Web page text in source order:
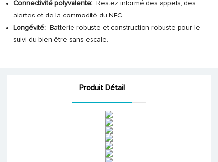
Connectivité polyvalente:
Restez informé des appels, des
alertes et de la commodité du NFC.
Longévité:
Batterie robuste et construction robuste pour le
suivi du bien-être sans escale.
Produit Détail